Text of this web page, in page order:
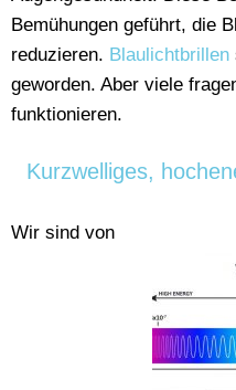
Bemühungen geführt, die
reduzieren. Blaulichtbrillen
geworden. Aber viele
funktionieren.
Kurzwelliges,
Wir sind von